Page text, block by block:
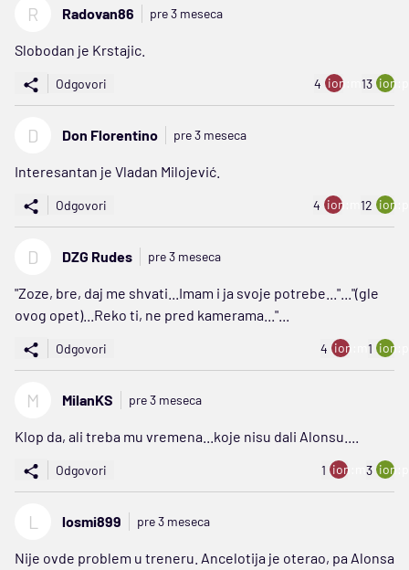
R Radovan86 pre 3 meseca
Slobodan je Krstajic.
Odgovori 4 ion:minus
13
D Don Florentino pre 3 meseca
Interesantan je Vladan Milojević.
Odgovori 4 ion:minus
12
D DZG Rudes pre 3 meseca
"Zoze, bre, daj me shvati...Imam i ja svoje potrebe..."..."(gle
ovog opet)...Reko ti, ne pred kamerama..."...
Odgovori 4 ion:minus
1
M MilanKS pre 3 meseca
Klop da, ali treba mu vremena...koje nisu dali Alonsu....
Odgovori 1 ion:minus
3
L losmi899 pre 3 meseca
Nije ovde problem u treneru. Ancelotija je oterao, pa Alonsa